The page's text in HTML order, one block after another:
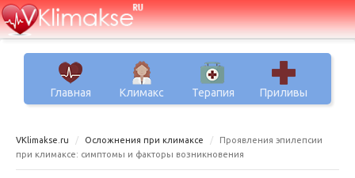
Главная Климакс Терапия Приливы
VKlimakse.ru Осложнения при климаксе
Проявления эпилепсии
при климаксе: симптомы и факторы возникновения